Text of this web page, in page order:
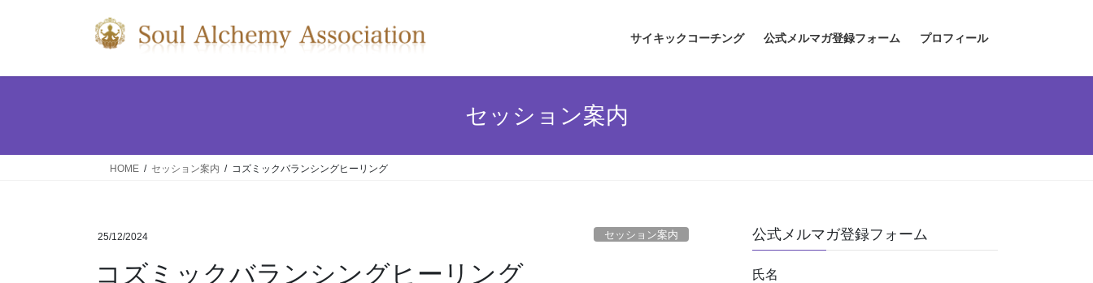
サイキックコーチング 公式メルマガ登録フォーム プロフィール
セッション案内
HOME セッション案内 コズミックバランシングヒーリング
25/12/2024 セッション案内
コズミックバランシングヒーリング
公式メルマガ登録フォーム
氏名